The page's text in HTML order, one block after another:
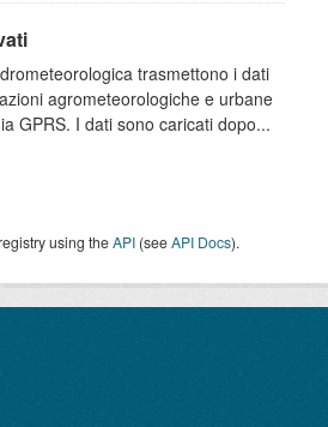
trasmettono i dati
agrometeorologiche e urbane
GPRS. I dati sono caricati dopo...
using theAPI (seeAPI Docs).